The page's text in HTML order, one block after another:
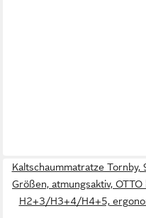
Kaltschaummatratze
Größen, atmungsaktiv,
H2+3/H3+4/H4+5,